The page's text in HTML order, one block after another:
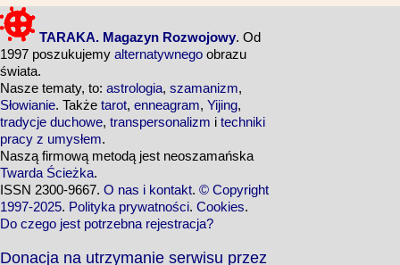
TARAKA. Magazyn Rozwojowy. Od
1997 poszukujemy alternatywnego obrazu
świata.
Nasze tematy, to: astrologia, szamanizm,
Słowianie. Także tarot, enneagram, Yijing,
tradycje duchowe, transpersonalizm i techniki
pracy z umysłem.
Naszą firmową metodą jest neoszamańska
Twarda Ścieżka.
ISSN 2300-9667. O nas i kontakt. © Copyright
1997-2025. Polityka prywatności. Cookies.
Do czego jest potrzebna rejestracja?
Donacja na utrzymanie serwisu przez